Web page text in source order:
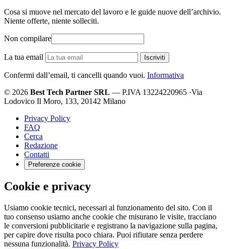
Cosa si muove nel mercato del lavoro e le guide nuove dell’archivio.
Niente offerte, niente solleciti.
Non compilare
La tua email Iscriviti
Confermi dall’email, ti cancelli quando vuoi. Informativa
© 2026 Best Tech Partner SRL — P.IVA 13224220965 ·Via
Lodovico Il Moro, 133, 20142 Milano
Privacy Policy
FAQ
Cerca
Redazione
Contatti
Preferenze cookie
Cookie e privacy
Usiamo cookie tecnici, necessari al funzionamento del sito. Con il
tuo consenso usiamo anche cookie che misurano le visite, tracciano
le conversioni pubblicitarie e registrano la navigazione sulla pagina,
per capire dove risulta poco chiara. Puoi rifiutare senza perdere
nessuna funzionalità. Privacy Policy